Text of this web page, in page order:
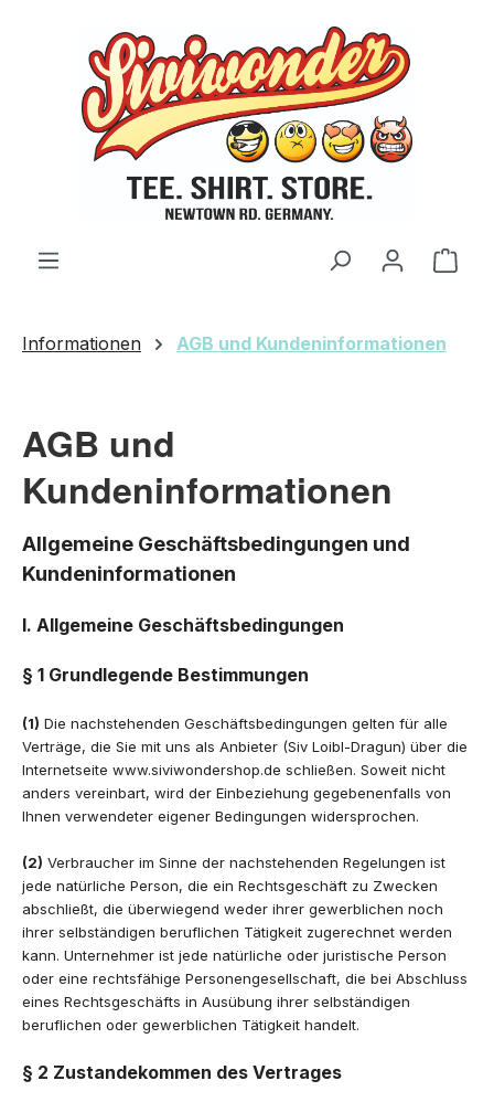
Informationen AGB und Kundeninformationen
AGB und
Kundeninformationen
Allgemeine Geschäftsbedingungen und
Kundeninformationen
I. Allgemeine Geschäftsbedingungen
§ 1 Grundlegende Bestimmungen
(1) Die nachstehenden Geschäftsbedingungen gelten für alle
Verträge, die Sie mit uns als Anbieter (Siv Loibl-Dragun) über die
Internetseite www.siviwondershop.de schließen. Soweit nicht
anders vereinbart, wird der Einbeziehung gegebenenfalls von
Ihnen verwendeter eigener Bedingungen widersprochen.
(2) Verbraucher im Sinne der nachstehenden Regelungen ist
jede natürliche Person, die ein Rechtsgeschäft zu Zwecken
abschließt, die überwiegend weder ihrer gewerblichen noch
ihrer selbständigen beruflichen Tätigkeit zugerechnet werden
kann. Unternehmer ist jede natürliche oder juristische Person
oder eine rechtsfähige Personengesellschaft, die bei Abschluss
eines Rechtsgeschäfts in Ausübung ihrer selbständigen
beruflichen oder gewerblichen Tätigkeit handelt.
§ 2 Zustandekommen des Vertrages